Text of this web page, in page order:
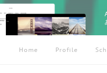
Home Profile